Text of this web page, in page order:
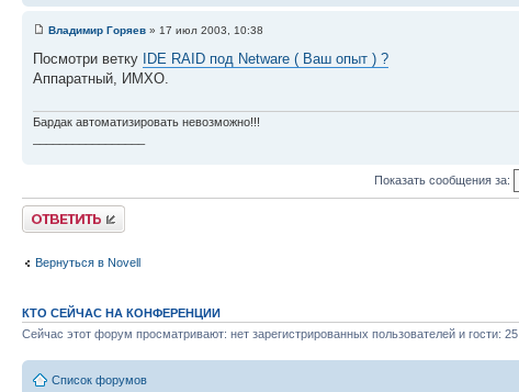
Владимир Горяев » 17 июл 2003, 10:38
Посмотри ветку IDE RAID под Netware ( Ваш опыт ) ?
Аппаратный, ИМХО.
Бардак автоматизировать невозможно!!!
Показать сообщения за:
Ответить
Вернуться в Novell
КТО СЕЙЧАС НА КОНФЕРЕНЦИИ
Сейчас этот форум просматривают: нет зарегистрированных пользователей и гости: 25
Список форумов